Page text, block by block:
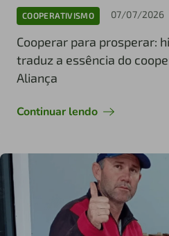
COOPERATIVISMO 07/07/2026
Cooperar para prosperar:
traduz a essência do
Aliança
Continuar lendo